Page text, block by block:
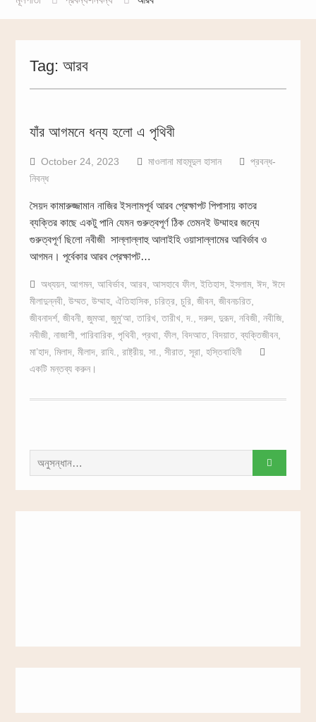
Tag: আরব
যাঁর আগমনে ধন্য হলো এ পৃথিবী
October 24, 2023 মাওলানা মাহমূদুল হাসান
প্রবন্ধ-
নিবন্ধ
সৈয়দ কামারুজ্জামান নাজির ইসলামপূর্ব আরব প্রেক্ষাপট পিপাসায় কাতর
ব্যক্তির কাছে একটু পানি যেমন গুরুত্বপূর্ণ ঠিক তেমনই উম্মাহর জন্যে
গুরুত্বপূর্ণ ছিলো নবীজী সাল্লাল্লাহু আলাইহি ওয়াসাল্লামের আবির্ভাব ও
আগমন। পূর্বেকার আরব প্রেক্ষাপট…
অধ্যয়ন, আগমন, আবির্ভাব, আরব, আসহাবে ফীল, ইতিহাস, ইসলাম, ঈদ, ঈদে
মীলাদুন্নবী, উম্মত, উম্মাহ, ঐতিহাসিক, চরিত্র, চুরি, জীবন, জীবনচরিত,
জীবনাদর্শ, জীবনী, জুমআ, জুমু‘আ,তারিখ,তারীখ,দ. ,দরুদ, দুরূদ, নবিজী, নবীজি,
নবীজী, নাজাশী, পারিবারিক, পৃথিবী, প্রথা, ফীল, বিদআত, বিদয়াত,ব্যক্তিজীবন,
মা’হাদ, মিলাদ, মীলাদ, রাযি. রাষ্ট্রীয়, সা. সীরাত, সূরা, হস্তিবাহিনী
একটি মন্তব্য করুন।
করাঃ